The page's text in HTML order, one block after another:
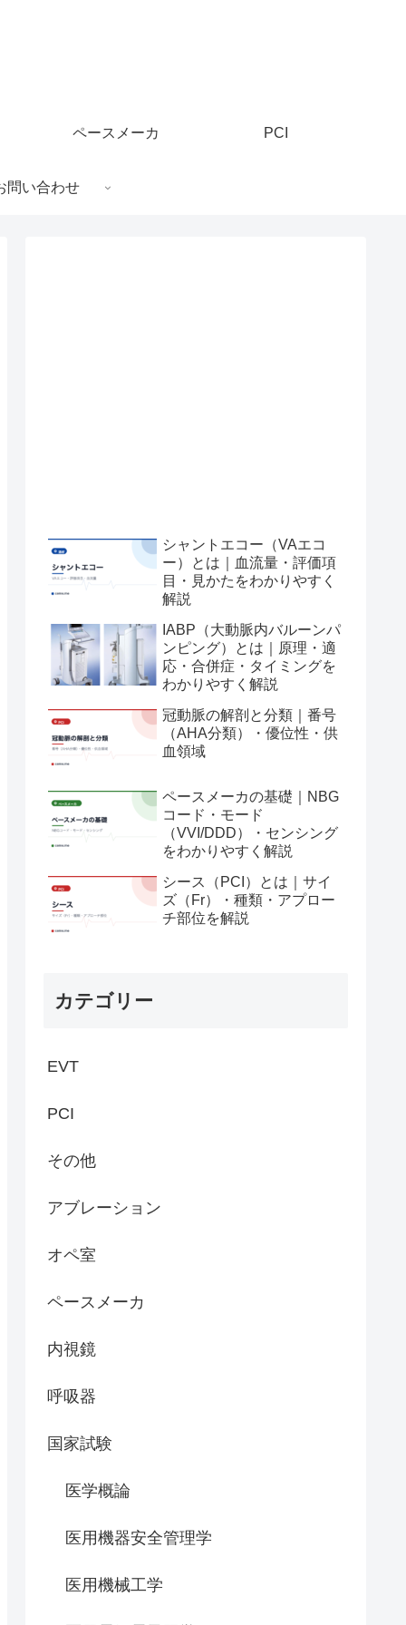
ペースメーカ PCI
問い合わせ
シャントエコー（VAエコ
ー）とは｜血流量・評価項
目・見かたをわかりやすく
解説
IABP（大動脈内バルーンパ
ンピング）とは｜原理・適
応・合併症・タイミングを
わかりやすく解説
冠動脈の解剖と分類｜番号
（AHA分類）・優位性・供
血領域
ペースメーカの基礎｜NBG
コード・モード
（VVI/DDD）・センシング
をわかりやすく解説
シース（PCI）とは｜サイ
ズ（Fr）・種類・アプロー
チ部位を解説
カテゴリー
EVT
PCI
その他
アブレーション
オペ室
ペースメーカ
内視鏡
呼吸器
国家試験
医学概論
医用機器安全管理学
医用機械工学